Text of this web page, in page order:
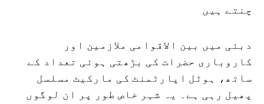
چنتے ہیں
دبئی میں بین الاقوامی ملازمین اور
کاروباری حضرات کی بڑھتی ہوئی تعداد کے
ساتھ، ہوٹل اپارٹمنٹ کی مارکیٹ مسلسل
پھیل رہی ہے۔ یہ شہر خاص طور پر ان لوگوں